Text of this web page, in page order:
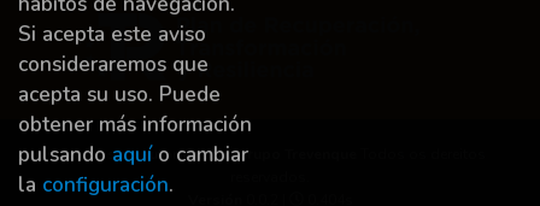
Dereitos de autor © 2026Grupo Trevenque
Si acepta este aviso
consideraremos que
acepta su uso. Puede
obtener más información
pulsando aquío cambiar
la configuración.